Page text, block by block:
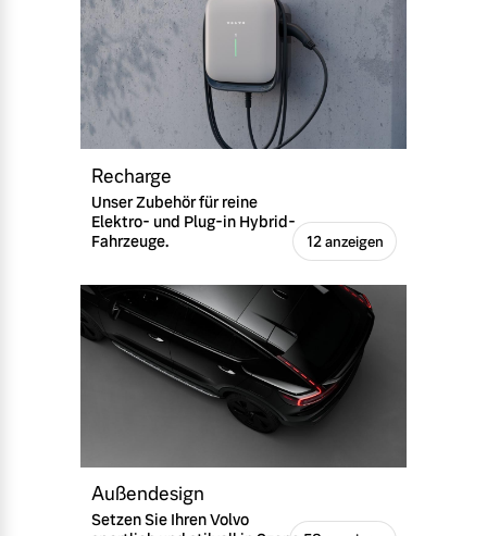
Recharge
Unser Zubehör für reine
Elektro- und Plug-in Hybrid-
Fahrzeuge.
12 anzeigen
Außendesign
Setzen Sie Ihren Volvo